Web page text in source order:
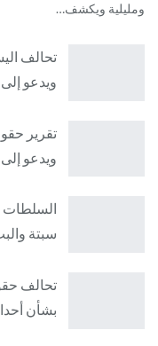
ومليلية ويكشف…
تحالف
ويدعو
تقرير
ويدعو
السلطات
سبتة
تحالف
بشأن